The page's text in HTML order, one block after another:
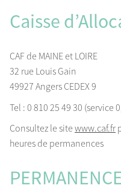
Caisse
CAF de MAINE et LOIRE
32 rue Louis Gain
49927 Angers CEDEX 9
Tel : 0 810 25 49 30
Consultez le site www.caf.fr
heures de permanences